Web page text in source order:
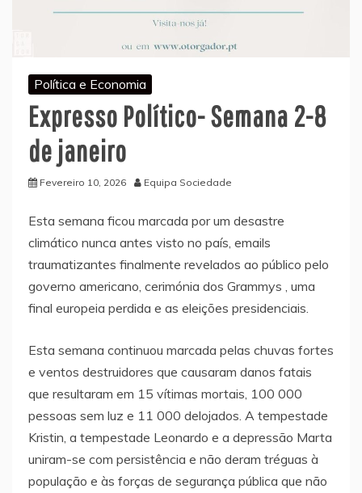
Política e Economia
Expresso Político- Semana 2-8
de janeiro
Fevereiro 10, 2026 Equipa Sociedade
Esta semana ficou marcada por um desastre
climático nunca antes visto no país, emails
traumatizantes finalmente revelados ao público pelo
governo americano, cerimónia dos Grammys , uma
final europeia perdida e as eleições presidenciais.
Esta semana continuou marcada pelas chuvas fortes
e ventos destruidores que causaram danos fatais
que resultaram em 15 vítimas mortais, 100 000
pessoas sem luz e 11 000 delojados. A tempestade
Kristin, a tempestade Leonardo e a depressão Marta
uniram-se com persistência e não deram tréguas à
população e às forças de segurança pública que não